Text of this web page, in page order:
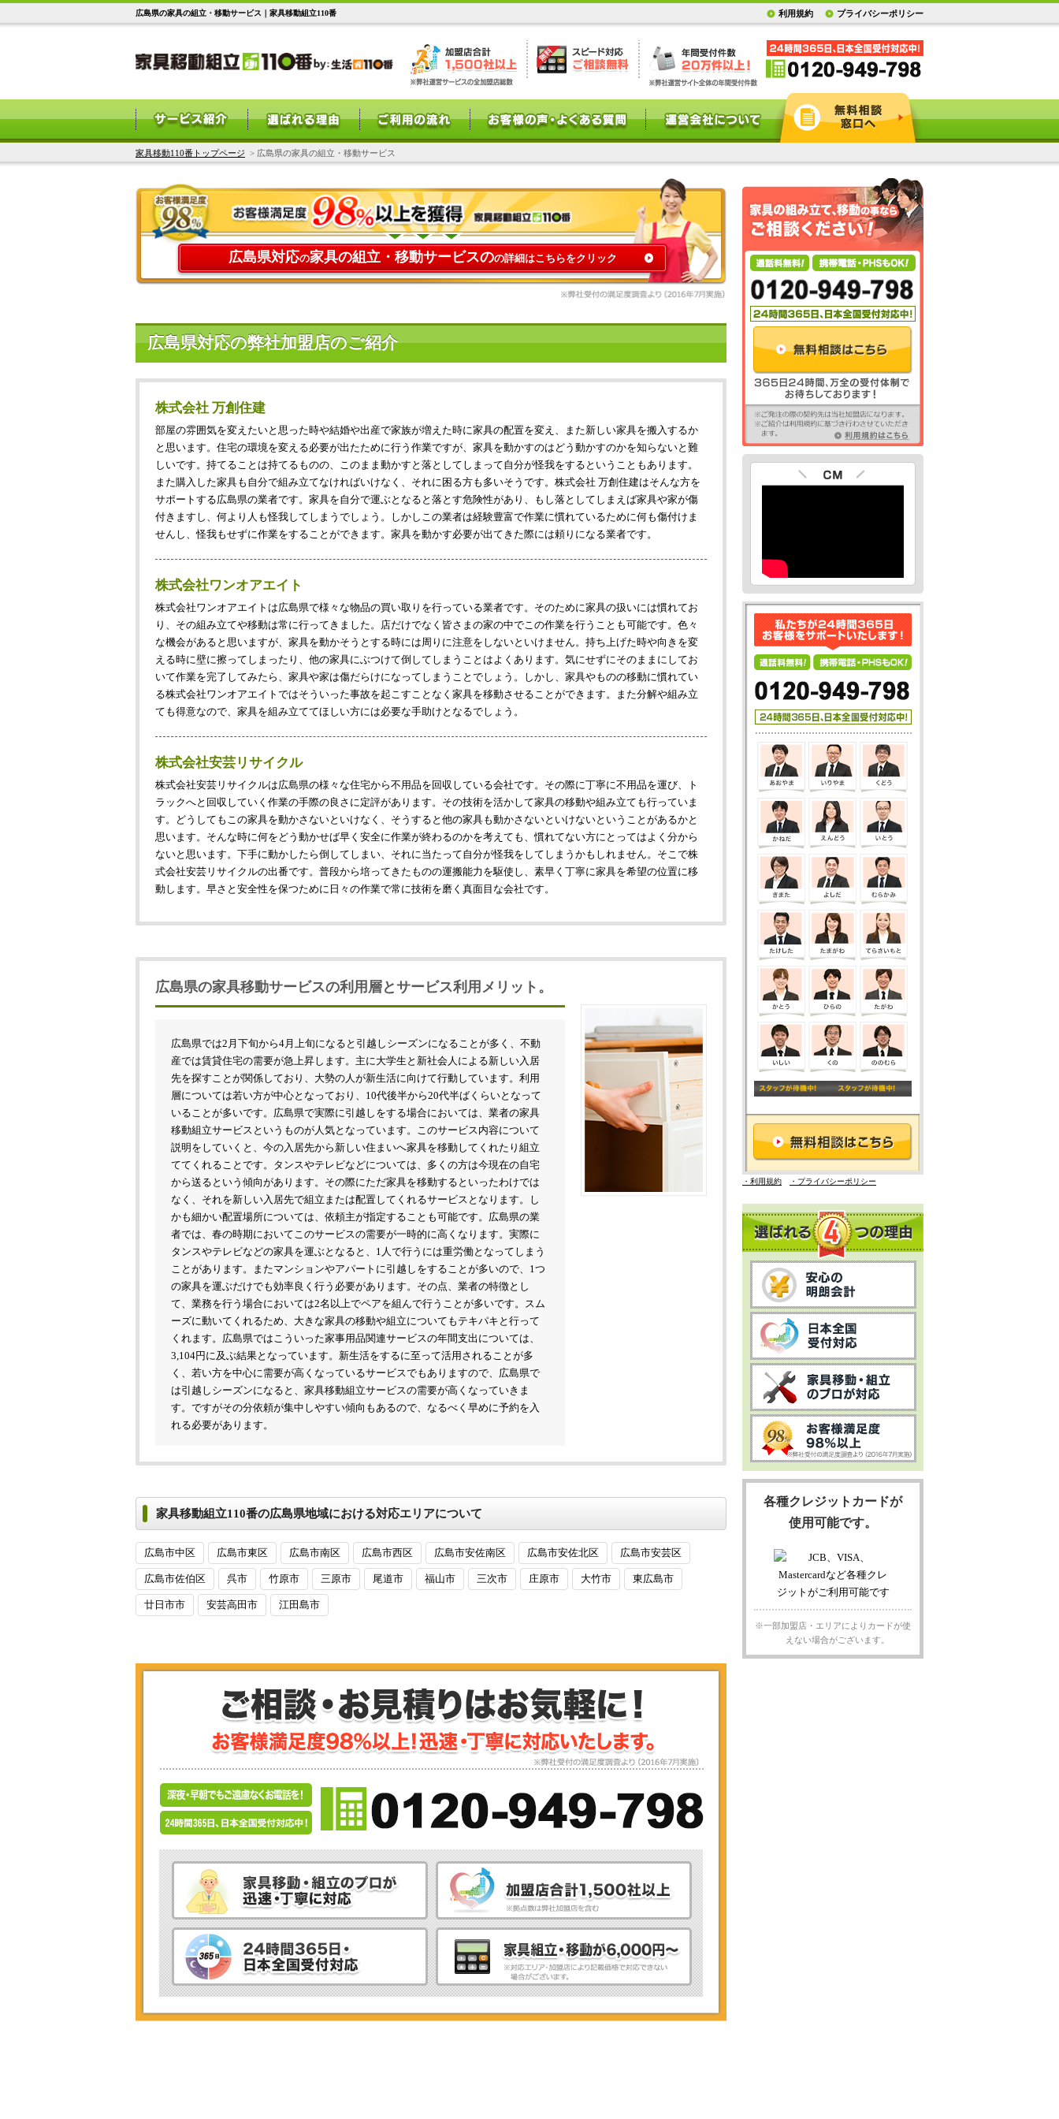
広島県の家具の組立・移動サービス｜家具移動組立110番 プライバシーポリシー
利用規約
家具移動110番トップページ > 広島県の家具の組立・移動サービス
広島県対応の家具の組立・移動サービスのの詳細はこちらをクリック
広島県対応の弊社加盟店のご紹介
株式会社 万創住建
部屋の雰囲気を変えたいと思った時や結婚や出産で家族が増えた時に家具の配置を変え、また新しい家具を搬入するか
と思います。住宅の環境を変える必要が出たために行う作業ですが、家具を動かすのはどう動かすのかを知らないと難
しいです。持てることは持てるものの、このまま動かすと落としてしまって自分が怪我をするということもあります。
また購入した家具も自分で組み立てなければいけなく、それに困る方も多いそうです。株式会社 万創住建はそんな方を
サポートする広島県の業者です。家具を自分で運ぶとなると落とす危険性があり、もし落としてしまえば家具や家が傷
付きますし、何より人も怪我してしまうでしょう。しかしこの業者は経験豊富で作業に慣れているために何も傷付けま
せんし、怪我もせずに作業をすることができます。家具を動かす必要が出てきた際には頼りになる業者です。
株式会社ワンオアエイト
株式会社ワンオアエイトは広島県で様々な物品の買い取りを行っている業者です。そのために家具の扱いには慣れてお
り、その組み立てや移動は常に行ってきました。店だけでなく皆さまの家の中でこの作業を行うことも可能です。色々
な機会があると思いますが、家具を動かそうとする時には周りに注意をしないといけません。持ち上げた時や向きを変
える時に壁に擦ってしまったり、他の家具にぶつけて倒してしまうことはよくあります。気にせずにそのままにしてお
いて作業を完了してみたら、家具や家は傷だらけになってしまうことでしょう。しかし、家具やものの移動に慣れてい
る株式会社ワンオアエイトではそういった事故を起こすことなく家具を移動させることができます。また分解や組み立
ても得意なので、家具を組み立ててほしい方には必要な手助けとなるでしょう。
株式会社安芸リサイクル
株式会社安芸リサイクルは広島県の様々な住宅から不用品を回収している会社です。その際に丁寧に不用品を運び、ト
ラックへと回収していく作業の手際の良さに定評があります。その技術を活かして家具の移動や組み立ても行っていま
す。どうしてもこの家具を動かさないといけなく、そうすると他の家具も動かさないといけないということがあるかと
思います。そんな時に何をどう動かせば早く安全に作業が終わるのかを考えても、慣れてない方にとってはよく分から
ないと思います。下手に動かしたら倒してしまい、それに当たって自分が怪我をしてしまうかもしれません。そこで株
式会社安芸リサイクルの出番です。普段から培ってきたものの運搬能力を駆使し、素早く丁寧に家具を希望の位置に移
動します。早さと安全性を保つために日々の作業で常に技術を磨く真面目な会社です。
広島県の家具移動サービスの利用層とサービス利用メリット。
広島県では2月下旬から4月上旬になると引越しシーズンになることが多く、不動
産では賃貸住宅の需要が急上昇します。主に大学生と新社会人による新しい入居
先を探すことが関係しており、大勢の人が新生活に向けて行動しています。利用
層については若い方が中心となっており、10代後半から20代半ばくらいとなって
いることが多いです。広島県で実際に引越しをする場合においては、業者の家具
移動組立サービスというものが人気となっています。このサービス内容について
説明をしていくと、今の入居先から新しい住まいへ家具を移動してくれたり組立
ててくれることです。タンスやテレビなどについては、多くの方は今現在の自宅
から送るという傾向があります。その際にただ家具を移動するといったわけでは
なく、それを新しい入居先で組立または配置してくれるサービスとなります。し
かも細かい配置場所については、依頼主が指定することも可能です。広島県の業
者では、春の時期においてこのサービスの需要が一時的に高くなります。実際に
タンスやテレビなどの家具を運ぶとなると、1人で行うには重労働となってしまう
ことがあります。またマンションやアパートに引越しをすることが多いので、1つ
の家具を運ぶだけでも効率良く行う必要があります。その点、業者の特徴とし
て、業務を行う場合においては2名以上でペアを組んで行うことが多いです。スム
ーズに動いてくれるため、大きな家具の移動や組立についてもテキパキと行って
くれます。広島県ではこういった家事用品関連サービスの年間支出については、
3,104円に及ぶ結果となっています。新生活をするに至って活用されることが多
く、若い方を中心に需要が高くなっているサービスでもありますので、広島県で
は引越しシーズンになると、家具移動組立サービスの需要が高くなっていきま
す。ですがその分依頼が集中しやすい傾向もあるので、なるべく早めに予約を入
れる必要があります。
家具移動組立110番の広島県地域における対応エリアについて
広島市中区 広島市東区 広島市南区 広島市西区 広島市安佐南区 広島市安佐北区 広島市安芸区
広島市佐伯区 呉市 竹原市 三原市 尾道市 福山市 三次市 庄原市 大竹市 東広島市
廿日市市 安芸高田市 江田島市
・利用規約 ・プライバシーポリシー
各種クレジットカードが
使用可能です。
※一部加盟店・エリアによりカードが使
えない場合がございます。